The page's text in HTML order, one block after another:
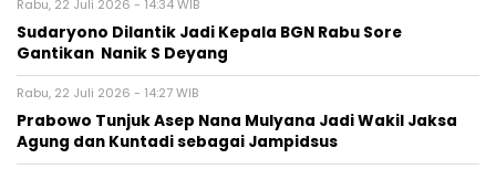
Rabu, 22 Juli 2026 - 14:34 WIB
Sudaryono Dilantik Jadi Kepala BGN Rabu Sore
Gantikan Nanik S Deyang
Rabu, 22 Juli 2026 - 14:27 WIB
Prabowo Tunjuk Asep Nana Mulyana Jadi Wakil Jaksa
Agung dan Kuntadi sebagai Jampidsus